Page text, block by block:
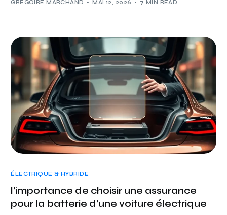
GRÉGOIRE MARCHAND MAI 12, 2026 7 MIN READ
ÉLECTRIQUE & HYBRIDE
l’importance de choisir une assurance
pour la batterie d’une voiture électrique